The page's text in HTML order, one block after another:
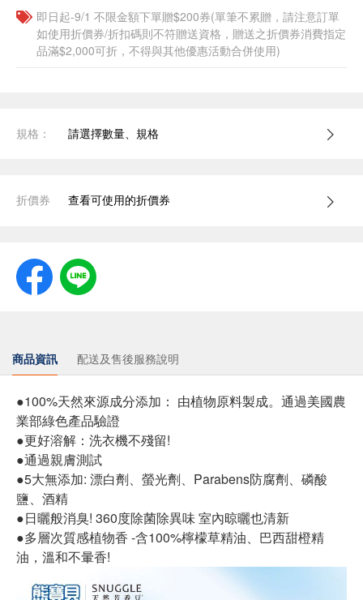
即日起-9/1 不限金額下單贈$200券(單筆不累贈，請注意訂單
如使用折價券/折扣碼則不符贈送資格，贈送之折價券消費指定
品滿$2,000可折，不得與其他優惠活動合併使用)
規格： 請選擇數量、規格
折價券 查看可使用的折價券
商品資訊 配送及售後服務說明
●100%天然來源成分添加： 由植物原料製成。通過美國農
業部綠色產品驗證
●更好溶解：洗衣機不殘留!
●通過親膚測試
●5大無添加: 漂白劑、螢光劑、Parabens防腐劑、磷酸
鹽、酒精
●日曬般消臭! 360度除菌除異味 室內晾曬也清新
●多層次質感植物香 -含100%檸檬草精油、巴西甜橙精
油，溫和不暈香!